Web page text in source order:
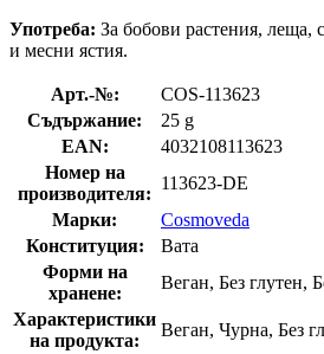
Употреба: За бобови растения, леща,
и месни ястия.
Арт.-№:
COS-113623
Съдържание:
25 g
EAN:
4032108113623
Номер на
производителя:
113623-DE
Марки:
Cosmoveda
Конституция:
Вата
Форми на
хранене:
Веган, Без глутен,
Характеристики
на продукта:
Веган, Чурна, Без